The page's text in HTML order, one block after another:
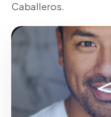
Caballeros.
Configuración
de seguimiento. Todo
de tu empresa en
Solicitar servicio